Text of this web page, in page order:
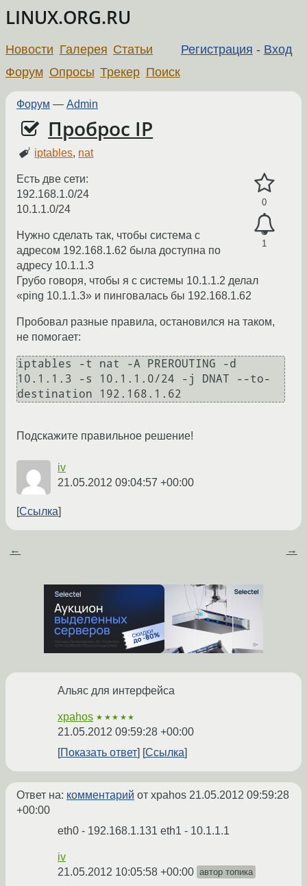
LINUX.ORG.RU
Регистрация - Вход
Новости Галерея Статьи
Форум Опросы Трекер Поиск
Форум — Admin
Проброс IP
iptables, nat
0
1
Есть две сети:
192.168.1.0/24
10.1.1.0/24
Нужно сделать так, чтобы система с
адресом 192.168.1.62 была доступна по
адресу 10.1.1.3
Грубо говоря, чтобы я с системы 10.1.1.2 делал
«ping 10.1.1.3» и пинговалась бы 192.168.1.62
Пробовал разные правила, остановился на таком,
не помогает:
iptables -t nat -A PREROUTING -d
10.1.1.3 -s 10.1.1.0/24 -j DNAT --to-
destination 192.168.1.62
Подскажите правильное решение!
iv
21.05.2012 09:04:57 +00:00
Ссылка
← →
Альяс для интерфейса
xpahos ★★★★★
21.05.2012 09:59:28 +00:00
Показать ответ
Ссылка
Ответ на: комментарий от xpahos 21.05.2012 09:59:28
+00:00
eth0 - 192.168.1.131 eth1 - 10.1.1.1
iv
21.05.2012 10:05:58 +00:00 автор топика